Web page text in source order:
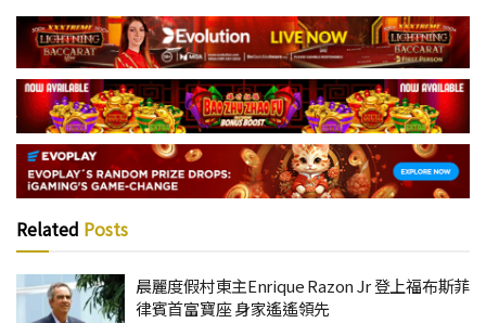
Related Posts
晨麗度假村東主Enrique Razon Jr 登上福布斯菲
律賓首富寶座 身家遙遙領先